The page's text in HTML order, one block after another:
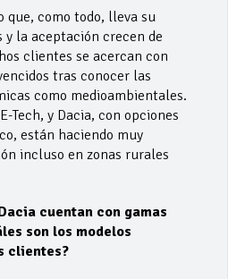
que, como todo, lleva su
la aceptación crecen de
clientes se acercan con
tras conocer las
como medioambientales.
Tech, y Dacia, con opciones
están haciendo muy
incluso en zonas rurales
cuentan con gamas
son los modelos
clientes?